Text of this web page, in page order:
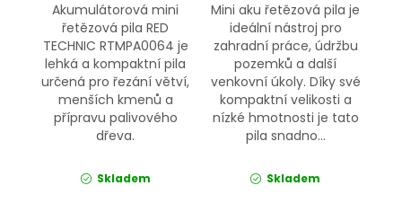
Akumulátorová mini
řetězová pila RED
TECHNIC RTMPA0064 je
lehká a kompaktní pila
určená pro řezání větví,
menších kmenů a
přípravu palivového
dřeva.
Skladem
Mini aku řetězová pila je
ideální nástroj pro
zahradní práce, údržbu
pozemků a další
venkovní úkoly. Díky své
kompaktní velikosti a
nízké hmotnosti je tato
pila snadno...
Skladem